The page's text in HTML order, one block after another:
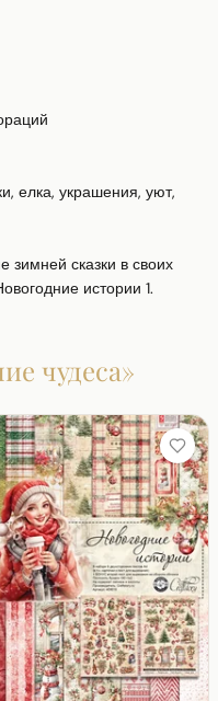
елка, украшения, уют,
зимней сказки в своих
истории 1.
чудеса»